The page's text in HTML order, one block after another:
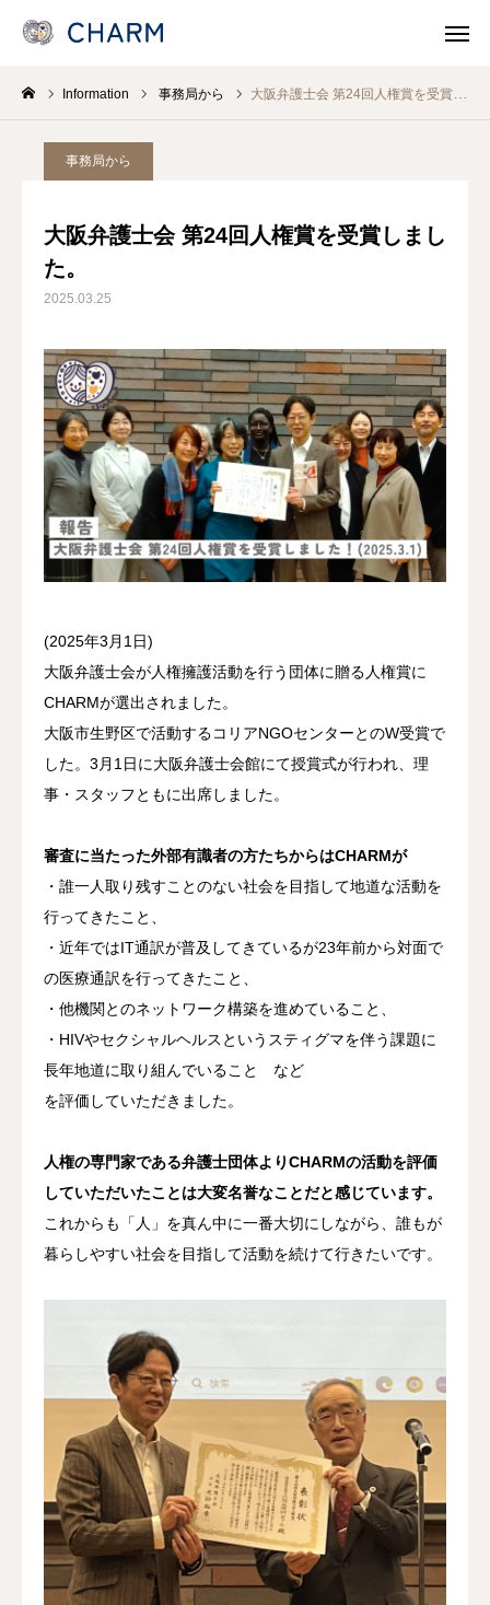
Information 事務局から 大阪弁護士会 第24回人権賞を受賞しました。
事務局から
大阪弁護士会 第24回人権賞を受賞しまし
た。
2025.03.25
(2025年3月1日)
大阪弁護士会が人権擁護活動を行う団体に贈る人権賞に
CHARMが選出されました。
大阪市生野区で活動するコリアNGOセンターとのW受賞で
した。3月1日に大阪弁護士会館にて授賞式が行われ、理
事・スタッフともに出席しました。
審査に当たった外部有識者の方たちからはCHARMが
・誰一人取り残すことのない社会を目指して地道な活動を
行ってきたこと、
・近年ではIT通訳が普及してきているが23年前から対面で
の医療通訳を行ってきたこと、
・他機関とのネットワーク構築を進めていること、
・HIVやセクシャルヘルスというスティグマを伴う課題に
長年地道に取り組んでいること など
を評価していただきました。
人権の専門家である弁護士団体よりCHARMの活動を評価
していただいたことは大変名誉なことだと感じています。
これからも「人」を真ん中に一番大切にしながら、誰もが
暮らしやすい社会を目指して活動を続けて行きたいです。
News
各事業 Program
医療機関・保健所/保健福祉センターのみなさま
支援/参加
資料館 Archive room
languages